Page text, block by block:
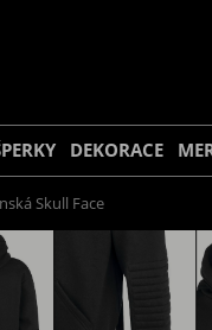
DEKORACE
Skull Face